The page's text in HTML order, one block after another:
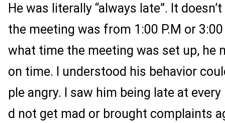
He was literally “always late”. It
the meeting was from 1:00 P.M or
what time the meeting was set up, he
on time. I understood his behavior
ple angry. I saw him being late at
d not get mad or brought complaints